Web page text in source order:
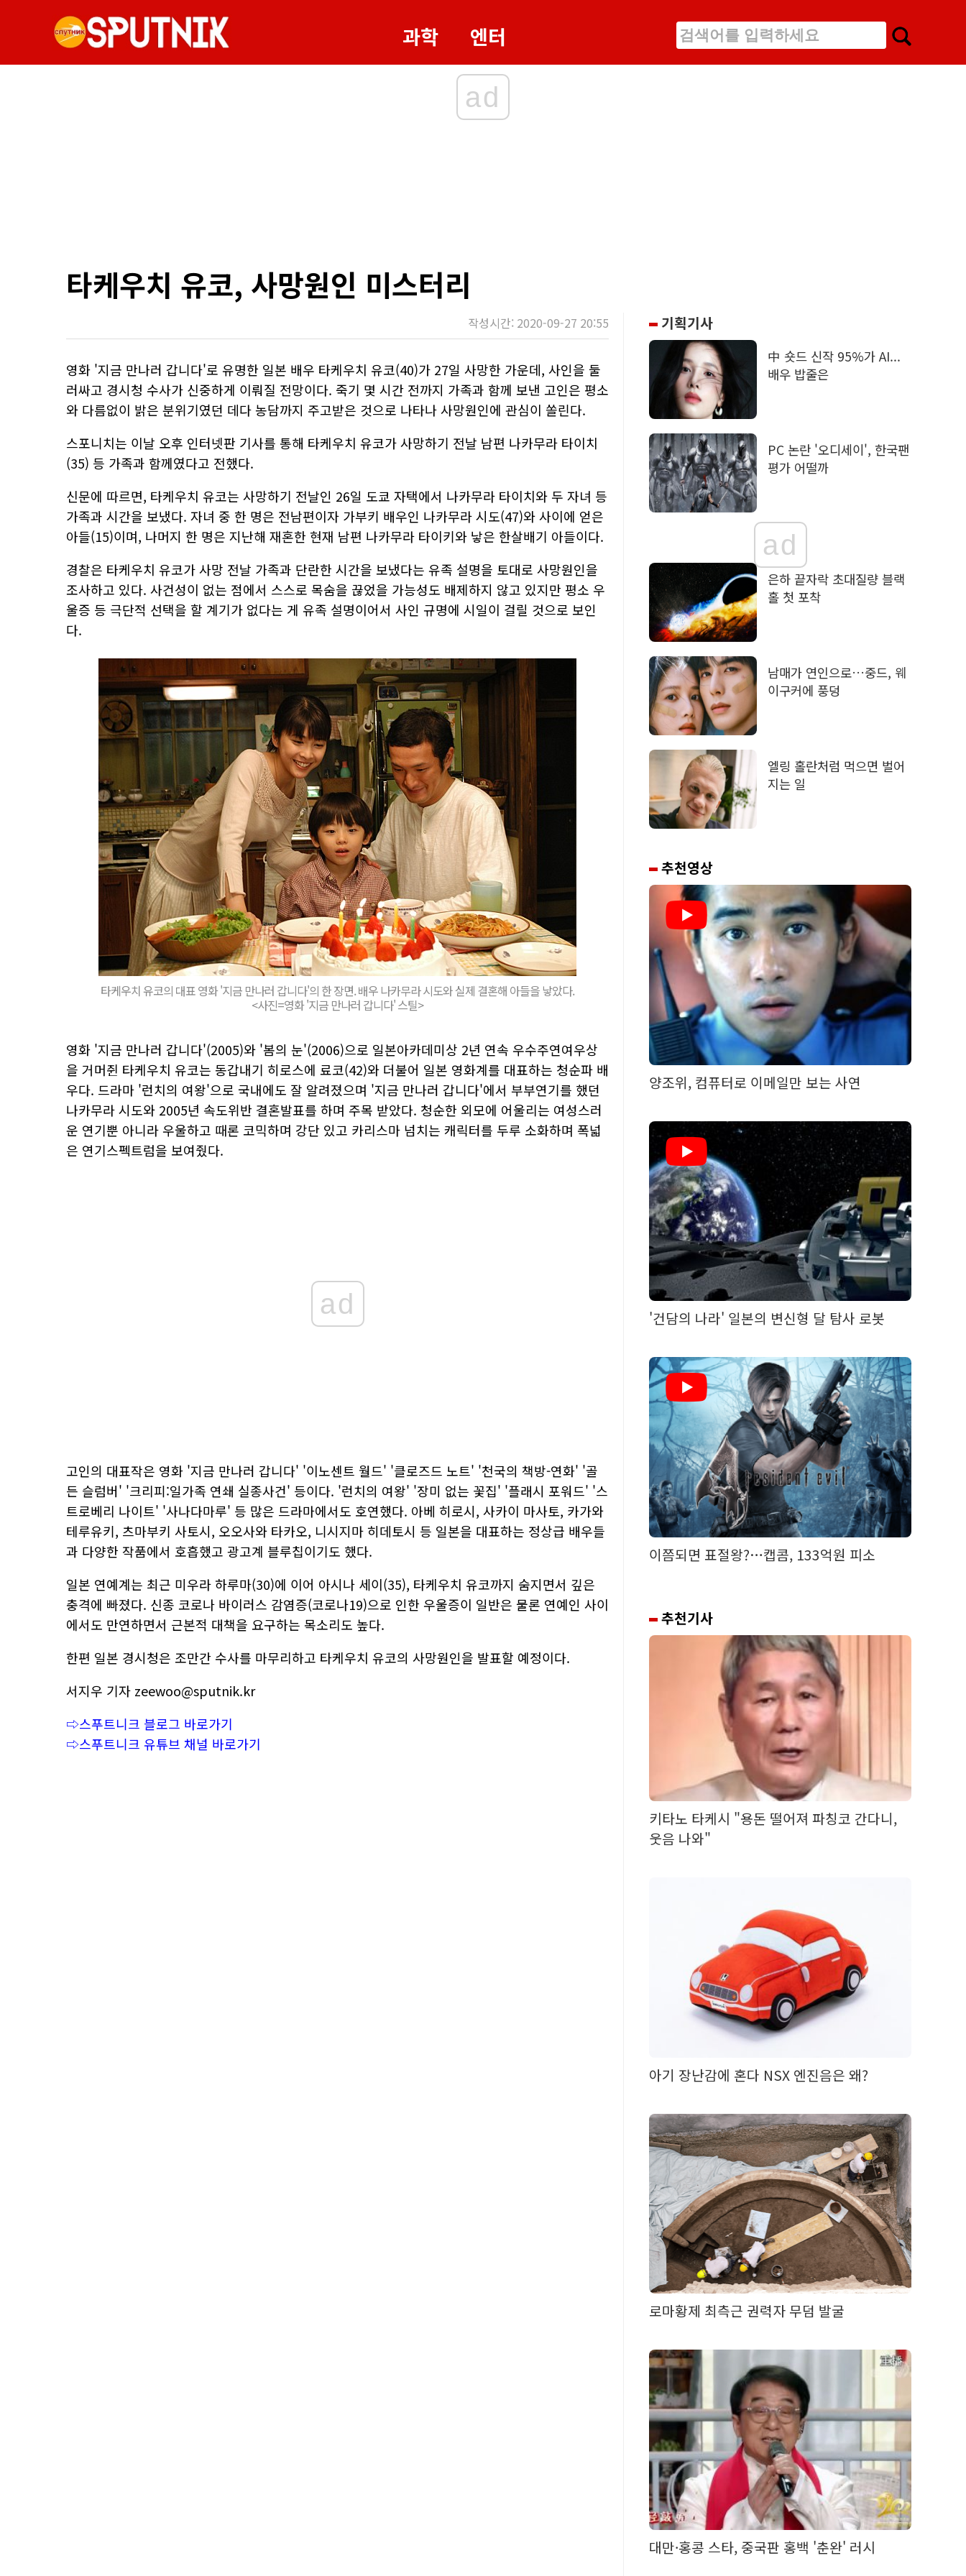
과학 엔터
ad
타케우치 유코, 사망원인 미스터리
작성시간: 2020-09-27 20:55
영화 '지금 만나러 갑니다'로 유명한 일본 배우 타케우치 유코(40)가 27일 사망한 가운데, 사인을 둘
러싸고 경시청 수사가 신중하게 이뤄질 전망이다. 죽기 몇 시간 전까지 가족과 함께 보낸 고인은 평소
와 다름없이 밝은 분위기였던 데다 농담까지 주고받은 것으로 나타나 사망원인에 관심이 쏠린다.
스포니치는 이날 오후 인터넷판 기사를 통해 타케우치 유코가 사망하기 전날 남편 나카무라 타이치
(35) 등 가족과 함께였다고 전했다.
신문에 따르면, 타케우치 유코는 사망하기 전날인 26일 도쿄 자택에서 나카무라 타이치와 두 자녀 등
가족과 시간을 보냈다. 자녀 중 한 명은 전남편이자 가부키 배우인 나카무라 시도(47)와 사이에 얻은
아들(15)이며, 나머지 한 명은 지난해 재혼한 현재 남편 나카무라 타이키와 낳은 한살배기 아들이다.
경찰은 타케우치 유코가 사망 전날 가족과 단란한 시간을 보냈다는 유족 설명을 토대로 사망원인을
조사하고 있다. 사건성이 없는 점에서 스스로 목숨을 끊었을 가능성도 배제하지 않고 있지만 평소 우
울증 등 극단적 선택을 할 계기가 없다는 게 유족 설명이어서 사인 규명에 시일이 걸릴 것으로 보인
다.
타케우치 유코의 대표 영화 '지금 만나러 갑니다'의 한 장면. 배우 나카무라 시도와 실제 결혼해 아들을 낳았다.
<사진=영화 '지금 만나러 갑니다' 스틸>
영화 '지금 만나러 갑니다'(2005)와 '봄의 눈'(2006)으로 일본아카데미상 2년 연속 우수주연여우상
을 거머쥔 타케우치 유코는 동갑내기 히로스에 료코(42)와 더불어 일본 영화계를 대표하는 청순파 배
우다. 드라마 '런치의 여왕'으로 국내에도 잘 알려졌으며 '지금 만나러 갑니다'에서 부부연기를 했던
나카무라 시도와 2005년 속도위반 결혼발표를 하며 주목 받았다. 청순한 외모에 어울리는 여성스러
운 연기뿐 아니라 우울하고 때론 코믹하며 강단 있고 카리스마 넘치는 캐릭터를 두루 소화하며 폭넓
은 연기스펙트럼을 보여줬다.
ad
고인의 대표작은 영화 '지금 만나러 갑니다' '이노센트 월드' '클로즈드 노트' '천국의 책방-연화' '골
든 슬럼버' '크리피:일가족 연쇄 실종사건' 등이다. '런치의 여왕' '장미 없는 꽃집' '플래시 포워드' '스
트로베리 나이트' '사나다마루' 등 많은 드라마에서도 호연했다. 아베 히로시, 사카이 마사토, 카가와
테루유키, 츠마부키 사토시, 오오사와 타카오, 니시지마 히데토시 등 일본을 대표하는 정상급 배우들
과 다양한 작품에서 호흡했고 광고계 블루칩이기도 했다.
일본 연예계는 최근 미우라 하루마(30)에 이어 아시나 세이(35), 타케우치 유코까지 숨지면서 깊은
충격에 빠졌다. 신종 코로나 바이러스 감염증(코로나19)으로 인한 우울증이 일반은 물론 연예인 사이
에서도 만연하면서 근본적 대책을 요구하는 목소리도 높다.
한편 일본 경시청은 조만간 수사를 마무리하고 타케우치 유코의 사망원인을 발표할 예정이다.
서지우 기자 zeewoo@sputnik.kr
⇨스푸트니크 블로그 바로가기
⇨스푸트니크 유튜브 채널 바로가기
기획기사
中 숏드 신작 95%가 AI...
배우 밥줄은
PC 논란 '오디세이', 한국팬
평가 어떨까
ad
은하 끝자락 초대질량 블랙
홀 첫 포착
남매가 연인으로…중드, 웨
이구커에 풍덩
엘링 홀란처럼 먹으면 벌어
지는 일
추천영상
양조위, 컴퓨터로 이메일만 보는 사연
'건담의 나라' 일본의 변신형 달 탐사 로봇
이쯤되면 표절왕?…캡콤, 133억원 피소
추천기사
키타노 타케시 "용돈 떨어져 파칭코 간다니,
웃음 나와"
아기 장난감에 혼다 NSX 엔진음은 왜?
로마황제 최측근 권력자 무덤 발굴
대만·홍콩 스타, 중국판 홍백 '춘완' 러시